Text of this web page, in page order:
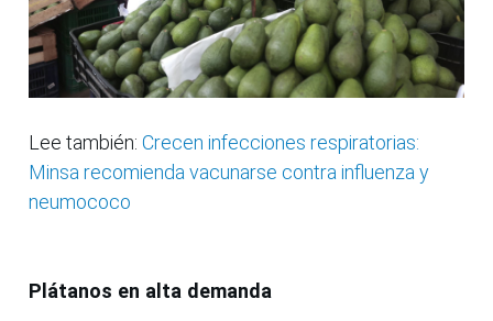
Lee también: Crecen infecciones respiratorias:
Minsa recomienda vacunarse contra influenza y
neumococo
Plátanos en alta demanda